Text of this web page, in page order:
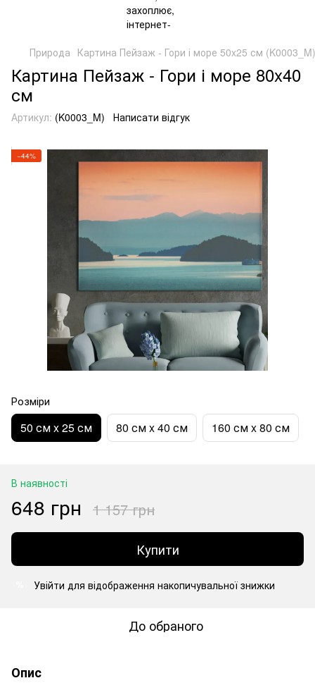
Природа Картина Пейзаж - Гори і море 50x25 см (K0003_M)
Картина Пейзаж - Гори і море 80x40
см
Артикул: (K0003_M) Написати відгук
−44%
Розміри
50 см x 25 см 80 см x 40 см 160 см x 80 см
В наявності
648 грн 1 157 грн
Купити
Увійти для відображення накопичувальної знижки
До обраного
Опис